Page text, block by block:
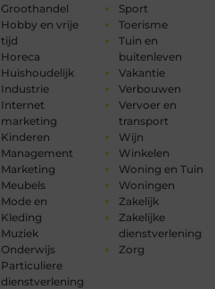
Groothandel
Hobby en vrije
tijd
Horeca
Huishoudelijk
Industrie
Internet
marketing
Kinderen
Management
Marketing
Meubels
Mode en
Kleding
Muziek
Onderwijs
Particuliere
dienstverlening
Sport
Toerisme
Tuin en
buitenleven
Vakantie
Verbouwen
Vervoer en
transport
Wijn
Winkelen
Woning en Tuin
Woningen
Zakelijk
Zakelijke
dienstverlening
Zorg